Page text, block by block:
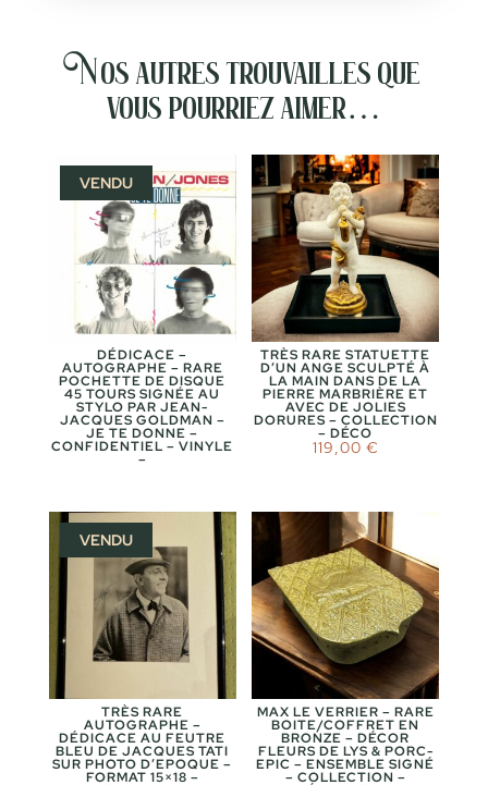
Nos autres trouvailles que
vous pourriez aimer…
VENDU
DÉDICACE –
AUTOGRAPHE – RARE
POCHETTE DE DISQUE
45 TOURS SIGNÉE AU
STYLO PAR JEAN-
JACQUES GOLDMAN –
JE TE DONNE –
CONFIDENTIEL – VINYLE
–
TRÈS RARE STATUETTE
D’UN ANGE SCULPTÉ À
LA MAIN DANS DE LA
PIERRE MARBRIÈRE ET
AVEC DE JOLIES
DORURES – COLLECTION
– DÉCO
119,00 €
VENDU
TRÈS RARE
AUTOGRAPHE –
DÉDICACE AU FEUTRE
BLEU DE JACQUES TATI
SUR PHOTO D’EPOQUE –
FORMAT 15×18 –
MAX LE VERRIER – RARE
BOITE/COFFRET EN
BRONZE – DÉCOR
FLEURS DE LYS & PORC-
EPIC – ENSEMBLE SIGNÉ
– COLLECTION –